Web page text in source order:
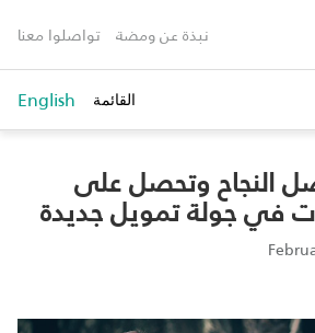
نبذة عن ومضة تواصلوا معنا
القائمة English
النجاح وتحصل على
في جولة تمويل جديدة